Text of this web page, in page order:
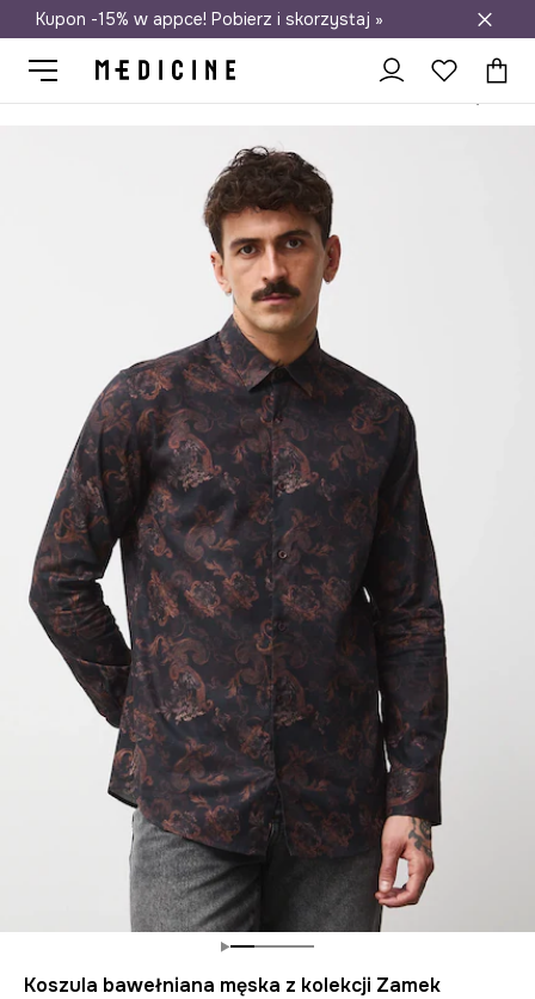
Darmowa dostawa do salonów
Kupon -15% w appce! Pobierz i skorzystaj »
Koszula bawełniana męska z kolekcji Zamek